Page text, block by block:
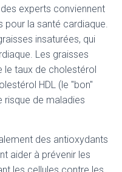
experts conviennent
pour la santé cardiaque.
insaturées, qui
Les graisses
le taux de cholestérol
HDL (le "bon"
risque de maladies
des antioxydants
aider à prévenir les